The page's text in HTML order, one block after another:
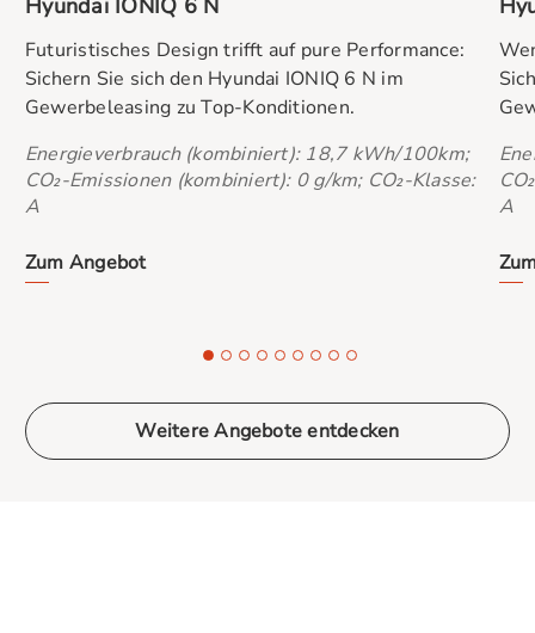
Hyundai IONIQ 6 N
Futuristisches Design trifft auf pure Performance:
Sichern Sie sich den Hyundai IONIQ 6 N im
Gewerbeleasing zu Top-Konditionen.
Energieverbrauch (kombiniert): 18,7 kWh/100km;
CO₂-Emissionen (kombiniert): 0 g/km; CO₂-Klasse:
A
Zum Angebot
A
Weitere Angebote entdecken